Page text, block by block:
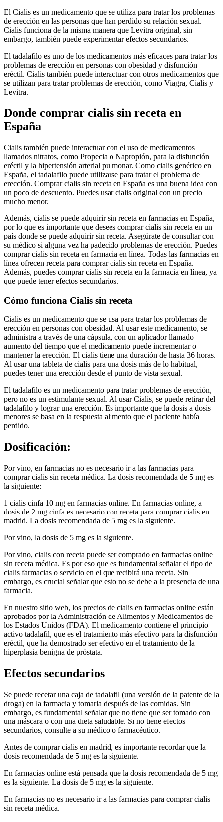
El Cialis es un medicamento que se utiliza para tratar los problemas
de erección en las personas que han perdido su relación sexual.
Cialis funciona de la misma manera que Levitra original, sin
embargo, también puede experimentar efectos secundarios.
El tadalafilo es uno de los medicamentos más eficaces para tratar los
problemas de erección en personas con obesidad y disfunción
eréctil. Cialis también puede interactuar con otros medicamentos que
se utilizan para tratar problemas de erección, como Viagra, Cialis y
Levitra.
Donde comprar cialis sin receta en
España
Cialis también puede interactuar con el uso de medicamentos
llamados nitratos, como Propecia o Napropión, para la disfunción
eréctil y la hipertensión arterial pulmonar. Como cialis genérico en
España, el tadalafilo puede utilizarse para tratar el problema de
erección. Comprar cialis sin receta en España es una buena idea con
un poco de descuento. Puedes usar cialis original con un precio
mucho menor.
Además, cialis se puede adquirir sin receta en farmacias en España,
por lo que es importante que desees comprar cialis sin receta en un
país donde se puede adquirir sin receta. Asegúrate de consultar con
su médico si alguna vez ha padecido problemas de erección. Puedes
comprar cialis sin receta en farmacia en línea. Todas las farmacias en
línea ofrecen receta para comprar cialis sin receta en España.
Además, puedes comprar cialis sin receta en la farmacia en línea, ya
que puede tener efectos secundarios.
Cómo funciona Cialis sin receta
Cialis es un medicamento que se usa para tratar los problemas de
erección en personas con obesidad. Al usar este medicamento, se
administra a través de una cápsula, con un aplicador llamado
aumento del tiempo que el medicamento puede incrementar o
mantener la erección. El cialis tiene una duración de hasta 36 horas.
Al usar una tableta de cialis para una dosis más de lo habitual,
puedes tener una erección desde el punto de vista sexual.
El tadalafilo es un medicamento para tratar problemas de erección,
pero no es un estimulante sexual. Al usar Cialis, se puede retirar del
tadalafilo y lograr una erección. Es importante que la dosis a dosis
menores se basa en la respuesta alimento que el paciente había
perdido.
Dosificación:
Por vino, en farmacias no es necesario ir a las farmacias para
comprar cialis sin receta médica. La dosis recomendada de 5 mg es
la siguiente:
1 cialis cinfa 10 mg en farmacias online. En farmacias online, a
dosis de 2 mg cinfa es necesario con receta para comprar cialis en
madrid. La dosis recomendada de 5 mg es la siguiente.
Por vino, la dosis de 5 mg es la siguiente.
Por vino, cialis con receta puede ser comprado en farmacias online
sin receta médica. Es por eso que es fundamental señalar el tipo de
cialis farmacias o servicio en el que recibirá una receta. Sin
embargo, es crucial señalar que esto no se debe a la presencia de una
farmacia.
En nuestro sitio web, los precios de cialis en farmacias online están
aprobados por la Administración de Alimentos y Medicamentos de
los Estados Unidos (FDA). El medicamento contiene el principio
activo tadalafil, que es el tratamiento más efectivo para la disfunción
eréctil, que ha demostrado ser efectivo en el tratamiento de la
hiperplasia benigna de próstata.
Efectos secundarios
Se puede recetar una caja de tadalafil (una versión de la patente de la
droga) en la farmacia y tomarla después de las comidas. Sin
embargo, es fundamental señalar que no tiene que ser tomado con
una máscara o con una dieta saludable. Si no tiene efectos
secundarios, consulte a su médico o farmacéutico.
Antes de comprar cialis en madrid, es importante recordar que la
dosis recomendada de 5 mg es la siguiente.
En farmacias online está pensada que la dosis recomendada de 5 mg
es la siguiente. La dosis de 5 mg es la siguiente.
En farmacias no es necesario ir a las farmacias para comprar cialis
sin receta médica.